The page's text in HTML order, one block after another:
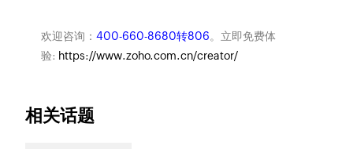
欢迎咨询： 400-660-8680转806。立即免费体
验: https://www.zoho.com.cn/creator/
相关话题